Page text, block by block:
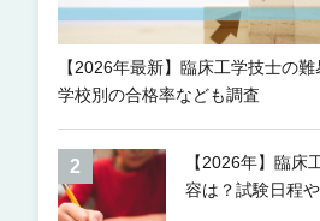
【2026年最新】臨床工学技士の
学校別の合格率なども調査
【2026年】臨床
容は？試験日程